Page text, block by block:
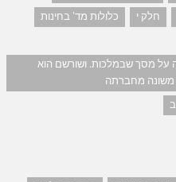
חלק י
כלולות מד' בחינות
על מסך שבמלכות. ושורשם הוא
משונה מחברתה